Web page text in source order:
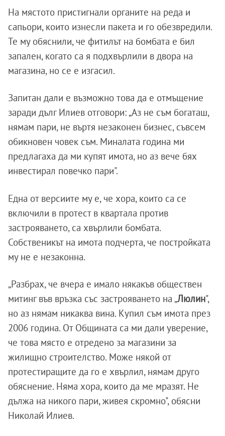
На мястото пристигнали органите на реда и
сапьори, които изнесли пакета и го обезвредили.
Те му обяснили, че фитилът на бомбата е бил
запален, когато са я подхвърлили в двора на
магазина, но се е изгасил.
Запитан дали е възможно това да е отмъщение
заради дълг Илиев отговори: „Аз не съм богаташ,
нямам пари, не въртя незаконен бизнес, съвсем
обикновен човек съм. Миналата година ми
предлагаха да ми купят имота, но аз вече бях
инвестирал повечко пари".
Една от версиите му е, че хора, които са се
включили в протест в квартала против
застрояването, са хвърлили бомбата.
Собственикът на имота подчерта, че постройката
му не е незаконна.
„Разбрах, че вчера е имало някакъв обществен
митинг във връзка със застрояването на „Люлин",
но аз нямам никаква вина. Купил съм имота през
2006 година. От Общината са ми дали уверение,
че това място е отредено за магазини за
жилищно строителство. Може някой от
протестиращите да го е хвърлил, нямам друго
обяснение. Няма хора, които да ме мразят. Не
дължа на никого пари, живея скромно", обясни
Николай Илиев.